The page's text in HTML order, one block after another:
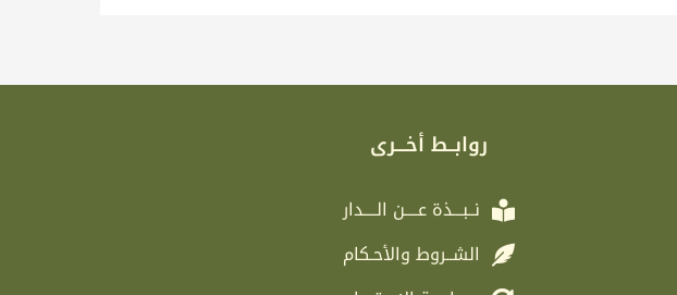
روابــط أخـــرى
نــبـــذة عــــن الــــدار
الشــروط والأحـكام